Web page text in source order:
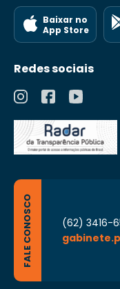
Baixar no
App Store
Redes sociais
FALE CONOSCO
(62) 3416-